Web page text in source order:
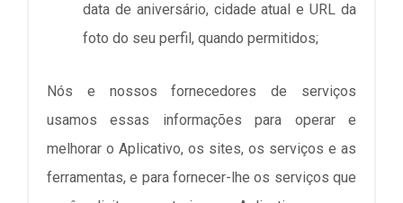
data de aniversário, cidade atual e URL da
foto do seu perfil, quando permitidos;
Nós e nossos fornecedores de serviços
usamos essas informações para operar e
melhorar o Aplicativo, os sites, os serviços e as
ferramentas, e para fornecer-lhe os serviços que